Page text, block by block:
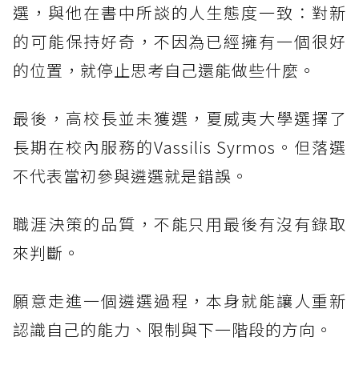
選，與他在書中所談的人生態度一致：對新
的可能保持好奇，不因為已經擁有一個很好
的位置，就停止思考自己還能做些什麼。
最後，高校長並未獲選，夏威夷大學選擇了
長期在校內服務的Vassilis Syrmos。但落選
不代表當初參與遴選就是錯誤。
職涯決策的品質，不能只用最後有沒有錄取
來判斷。
願意走進一個遴選過程，本身就能讓人重新
認識自己的能力、限制與下一階段的方向。